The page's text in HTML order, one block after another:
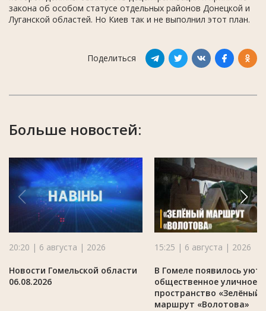
закона об особом статусе отдельных районов Донецкой и
Луганской областей. Но Киев так и не выполнил этот план.
Поделиться
Больше новостей:
20:20 | 6 августа | 2026
Новости Гомельской области
06.08.2026
15:25 | 6 августа | 2026
В Гомеле появилось
общественное уличное
пространство «Зелёный
маршрут «Волотова»